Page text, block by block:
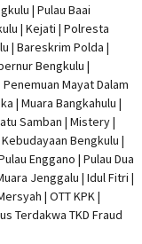
| Pulau Baai
| Kejati | Polresta
| Bareskrim Polda |
Bengkulu |
Penemuan Mayat Dalam
| Muara Bangkahulu |
Samban | Mistery |
Bengkulu |
Enggano | Pulau Dua
Jenggalu | Idul Fitri |
| OTT KPK|
Terdakwa TKD Fraud